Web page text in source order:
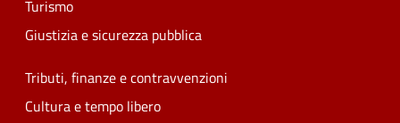
Turismo
Giustizia e sicurezza pubblica
Tributi, finanze e contravvenzioni
Cultura e tempo libero